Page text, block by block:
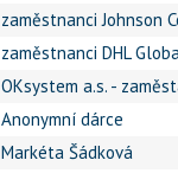
zaměstnanci Johnson
zaměstnanci DHL
OKsystem a.s. -
Anonymní dárce
Markéta Šádková